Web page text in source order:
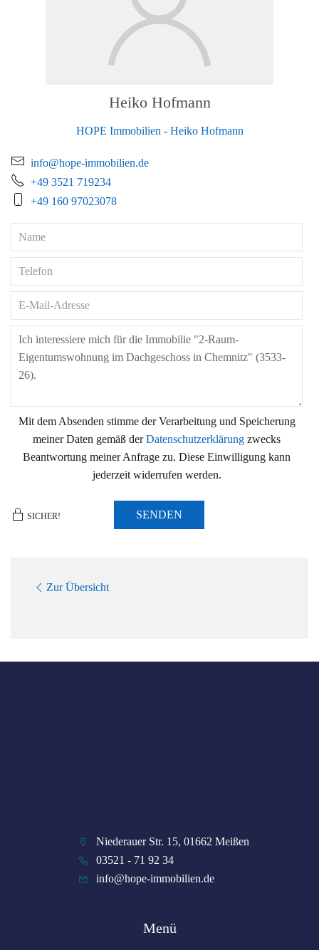
Heiko Hofmann
HOPE Immobilien - Heiko Hofmann
info@hope-immobilien.de
+49 3521 719234
+49 160 97023078
Mit dem Absenden stimme der Verarbeitung und Speicherung
meiner Daten gemäß derDatenschutzerklärung zwecks
Beantwortung meiner Anfrage zu. Diese Einwilligung kann
jederzeit widerrufen werden.
SICHER! SENDEN
Zur Übersicht
Niederauer Str. 15, 01662 Meißen
03521 - 71 92 34
info@hope-immobilien.de
Menü